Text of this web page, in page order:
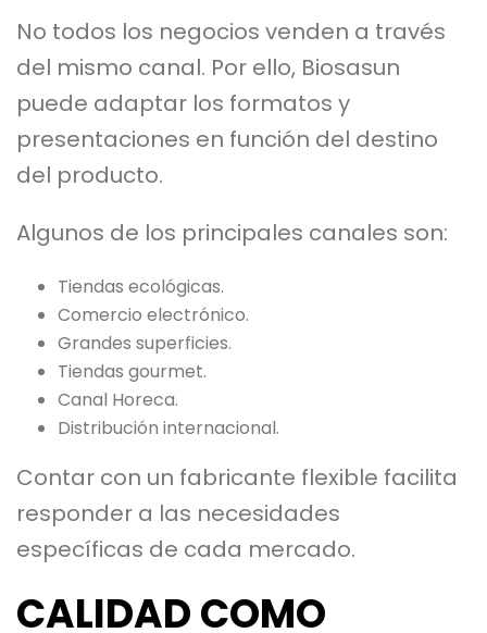
No todos los negocios venden a través
del mismo canal. Por ello, Biosasun
puede adaptar los formatos y
presentaciones en función del destino
del producto.
Algunos de los principales canales son:
Tiendas ecológicas.
Comercio electrónico.
Grandes superficies.
Tiendas gourmet.
Canal Horeca.
Distribución internacional.
Contar con un fabricante flexible facilita
responder a las necesidades
específicas de cada mercado.
CALIDAD COMO